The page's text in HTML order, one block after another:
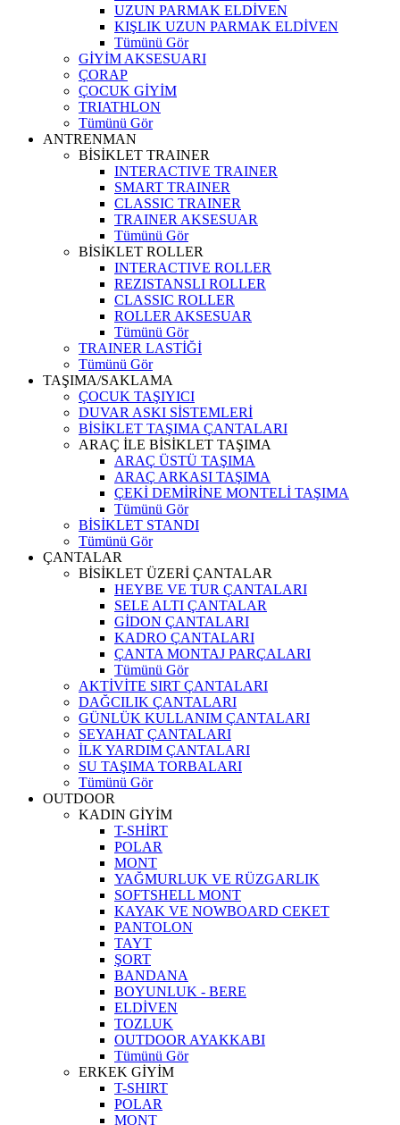
UZUN PARMAK ELDİVEN
KIŞLIK UZUN PARMAK ELDİVEN
Tümünü Gör
GİYİM AKSESUARI
ÇORAP
ÇOCUK GİYİM
TRIATHLON
Tümünü Gör
ANTRENMAN
BİSİKLET TRAINER
INTERACTIVE TRAINER
SMART TRAINER
CLASSIC TRAINER
TRAINER AKSESUAR
Tümünü Gör
BİSİKLET ROLLER
INTERACTIVE ROLLER
REZISTANSLI ROLLER
CLASSIC ROLLER
ROLLER AKSESUAR
Tümünü Gör
TRAINER LASTİĞİ
Tümünü Gör
TAŞIMA/SAKLAMA
ÇOCUK TAŞIYICI
DUVAR ASKI SİSTEMLERİ
BİSİKLET TAŞIMA ÇANTALARI
ARAÇ İLE BİSİKLET TAŞIMA
ARAÇ ÜSTÜ TAŞIMA
ARAÇ ARKASI TAŞIMA
ÇEKİ DEMİRİNE MONTELİ TAŞIMA
Tümünü Gör
BİSİKLET STANDI
Tümünü Gör
ÇANTALAR
BİSİKLET ÜZERİ ÇANTALAR
HEYBE VE TUR ÇANTALARI
SELE ALTI ÇANTALAR
GİDON ÇANTALARI
KADRO ÇANTALARI
ÇANTA MONTAJ PARÇALARI
Tümünü Gör
AKTİVİTE SIRT ÇANTALARI
DAĞCILIK ÇANTALARI
GÜNLÜK KULLANIM ÇANTALARI
SEYAHAT ÇANTALARI
İLK YARDIM ÇANTALARI
SU TAŞIMA TORBALARI
Tümünü Gör
OUTDOOR
KADIN GİYİM
T-SHİRT
POLAR
MONT
YAĞMURLUK VE RÜZGARLIK
SOFTSHELL MONT
KAYAK VE NOWBOARD CEKET
PANTOLON
TAYT
ŞORT
BANDANA
BOYUNLUK - BERE
ELDİVEN
TOZLUK
OUTDOOR AYAKKABI
Tümünü Gör
ERKEK GİYİM
T-SHIRT
POLAR
MONT